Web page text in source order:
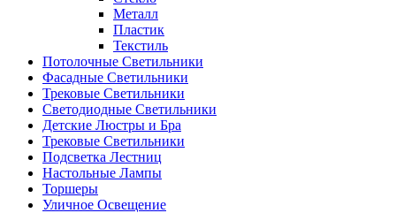
Металл
Пластик
Текстиль
Потолочные Светильники
Фасадные Светильники
Трековые Светильники
Светодиодные Светильники
Детские Люстры и Бра
Трековые Светильники
Подсветка Лестниц
Настольные Лампы
Торшеры
Уличное Освещение